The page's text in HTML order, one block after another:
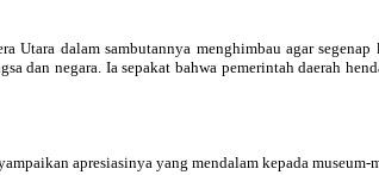
dalam sambutannya menghimbau agar
dan negara. Ia sepakat bahwa pemerintah daerah
apresiasinya yang mendalam kepada museum-